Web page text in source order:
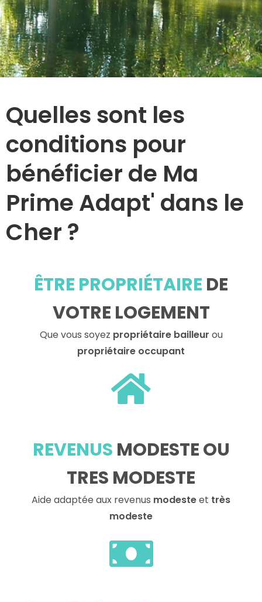
Quelles sont les
conditions pour
bénéficier de Ma
Prime Adapt' dans le
Cher ?
ÊTRE PROPRIÉTAIRE DE
VOTRE LOGEMENT
Que vous soyez propriétaire bailleur ou
propriétaire occupant
REVENUS MODESTE OU
TRES MODESTE
Aide adaptée aux revenus modesteet très
modeste